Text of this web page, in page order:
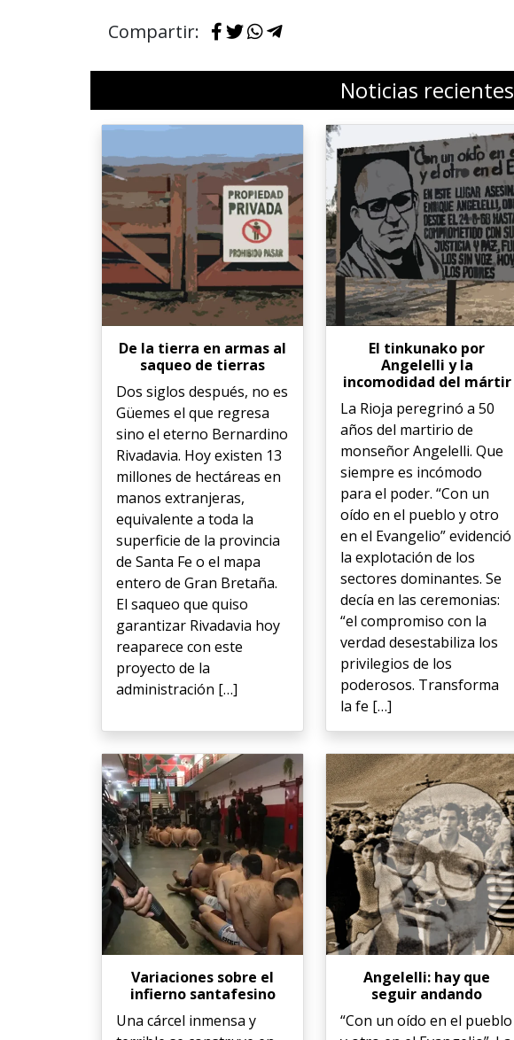
Compartir:
Noticias recientes
De la tierra en armas al
saqueo de tierras
Dos siglos después, no es
Güemes el que regresa
sino el eterno Bernardino
Rivadavia. Hoy existen 13
millones de hectáreas en
manos extranjeras,
equivalente a toda la
superficie de la provincia
de Santa Fe o el mapa
entero de Gran Bretaña.
El saqueo que quiso
garantizar Rivadavia hoy
reaparece con este
proyecto de la
administración […]
El tinkunako por
Angelelli y la
incomodidad del mártir
La Rioja peregrinó a 50
años del martirio de
monseñor Angelelli. Que
siempre es incómodo
para el poder. “Con un
oído en el pueblo y otro
en el Evangelio” evidenció
la explotación de los
sectores dominantes. Se
decía en las ceremonias:
“el compromiso con la
verdad desestabiliza los
privilegios de los
poderosos. Transforma
la fe […]
Variaciones sobre el
infierno santafesino
Una cárcel inmensa y
Angelelli: hay que
seguir andando
“Con un oído en el pueblo